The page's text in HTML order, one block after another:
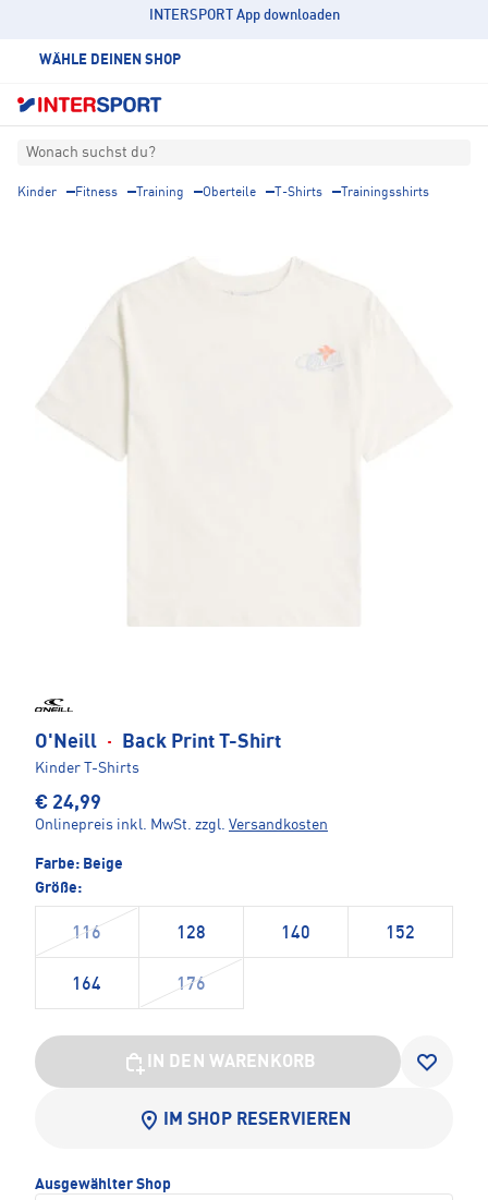
INTERSPORT App downloaden
WÄHLE DEINEN SHOP
Wonach suchst du?
Kinder Fitness Training Oberteile T-Shirts Trainingsshirts
O'Neill · Back Print T-Shirt
Kinder T-Shirts
€ 24,99
Onlinepreis inkl. MwSt. zzgl. Versandkosten
Farbe: Beige
Größe:
116 128 140 152
164 176
IN DEN WARENKORB
IM SHOP RESERVIEREN
Ausgewählter Shop